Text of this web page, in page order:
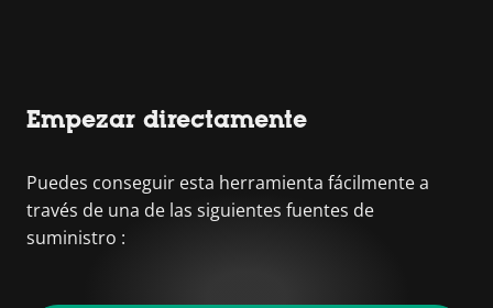
Empezar directamente
Puedes conseguir esta herramienta fácilmente a
través de una de las siguientes fuentes de
suministro :